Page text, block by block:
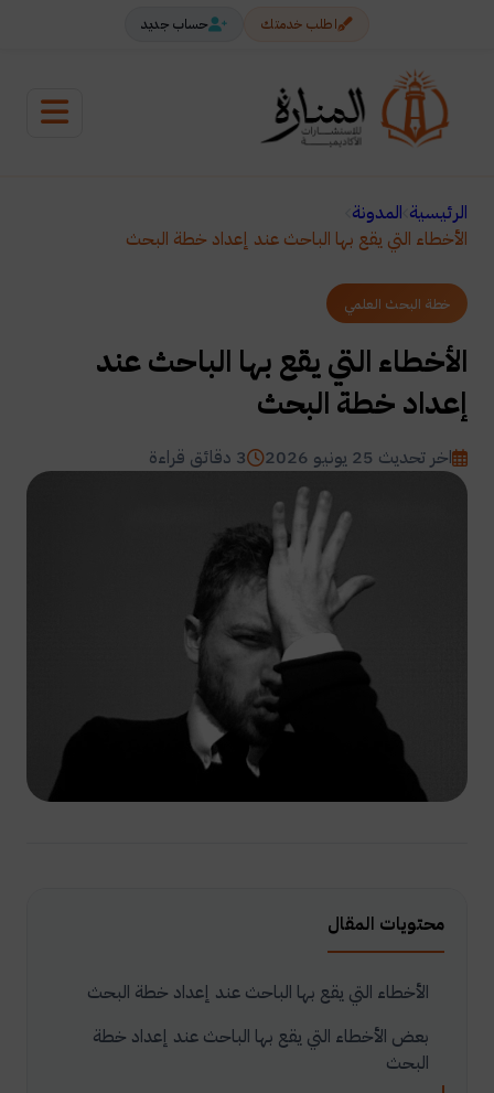
اطلب خدمتك حساب جديد
الرئيسية المدونة
الأخطاء التي يقع بها الباحث عند إعداد خطة البحث
خطة البحث العلمي
الأخطاء التي يقع بها الباحث عند
إعداد خطة البحث
اخر تحديث 25 يونيو 2026 3 دقائق قراءة
محتويات المقال
الأخطاء التي يقع بها الباحث عند إعداد خطة البحث
بعض الأخطاء التي يقع بها الباحث عند إعداد خطة
البحث